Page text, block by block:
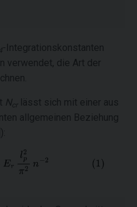
-Integrationskonstanten
verwendet, die Art der
N cr
lässt sich mit einer aus
allgemeinen Beziehung